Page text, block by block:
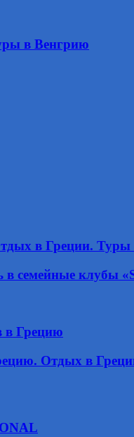
в Венгрию
в Греции.
в семейные клубы
в Грецию
Отдых в